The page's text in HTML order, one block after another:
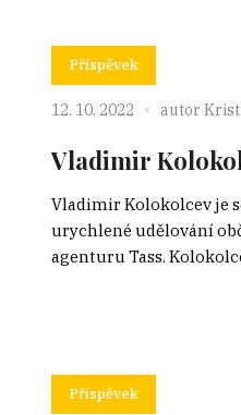
Příspěvek
12. 10. 2022 autor
Vladimir
Vladimir Kolokolcev je
urychlené udělování
agenturu Tass.
Příspěvek